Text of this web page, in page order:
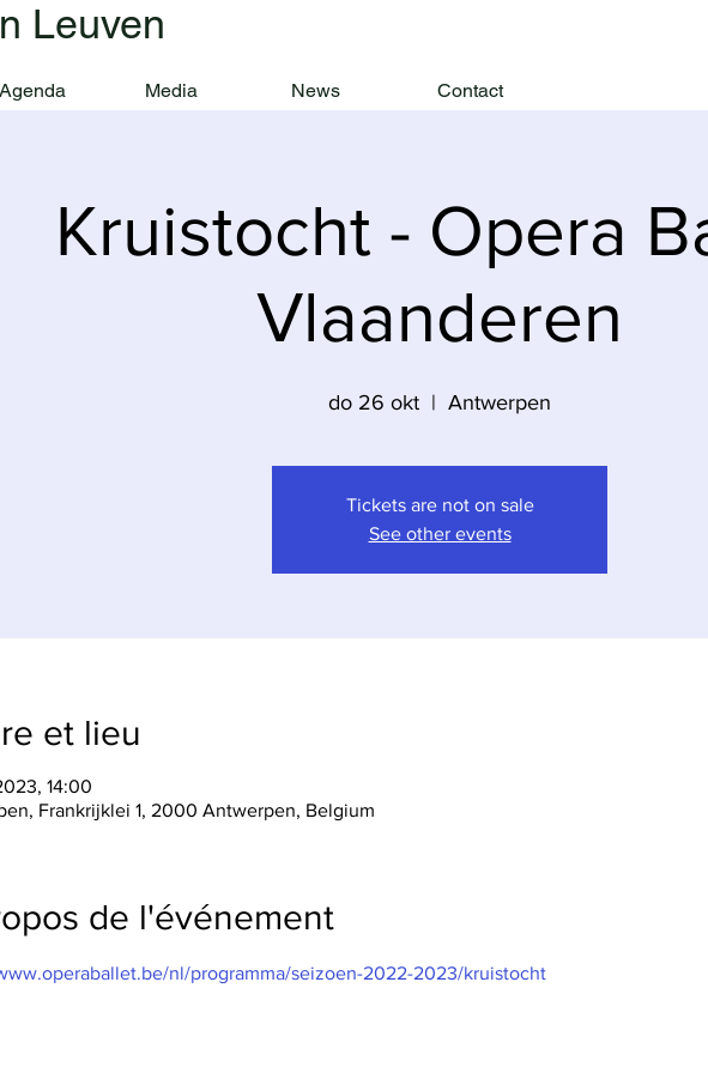
Leuven
Agenda Media News Contact
Kruistocht - Opera
Vlaanderen
do 26 okt
  |
Antwerpen
Tickets are not on sale
See other events
et lieu
14:00
Frankrijklei 1, 2000 Antwerpen, Belgium
de l'événement
nl/programma/seizoen-2022-2023/kruistocht